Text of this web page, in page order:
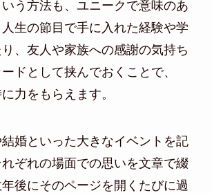
う方法も、ユニークで意味のあ
生の節目で手に入れた経験や学
、友人や家族への感謝の気持ち
ドとして挟んでおくことで、
力をもらえます。
婚といった大きなイベントを記
ぞれの場面での思いを文章で綴
後にそのページを開くたびに過